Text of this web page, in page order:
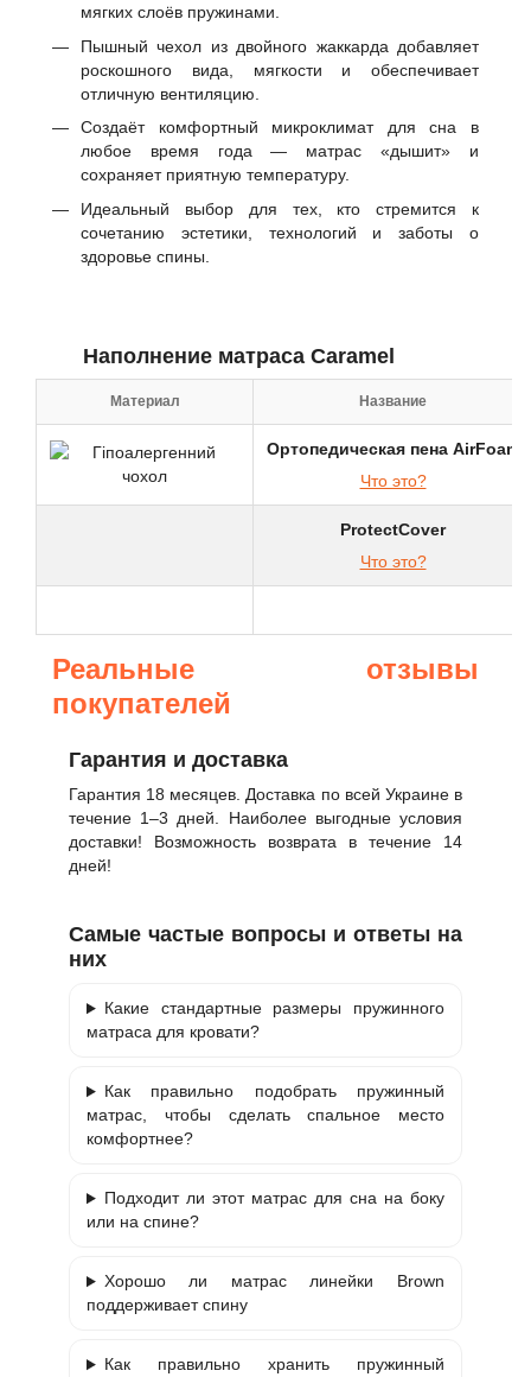
мягких слоёв пружинами.
Пышный чехол из двойного жаккарда добавляет
роскошного вида, мягкости и обеспечивает
отличную вентиляцию.
Создаёт комфортный микроклимат для сна в
любое время года — матрас «дышит» и
сохраняет приятную температуру.
Идеальный выбор для тех, кто стремится к
сочетанию эстетики, технологий и заботы о
здоровье спины.
Наполнение матраса Caramel
Материал Название
Ортопедическая пена AirFoam
Что это?
ProtectCover
Что это?
Реальные отзывы
покупателей
Гарантия и доставка
Гарантия 18 месяцев. Доставка по всей Украине в
течение 1–3 дней. Наиболее выгодные условия
доставки! Возможность возврата в течение 14
дней!
Самые частые вопросы и ответы на
них
Какие стандартные размеры пружинного
матраса для кровати?
Как правильно подобрать пружинный
матрас, чтобы сделать спальное место
комфортнее?
Подходит ли этот матрас для сна на боку
или на спине?
Хорошо ли матрас линейки Brown
поддерживает спину
Как правильно хранить пружинный